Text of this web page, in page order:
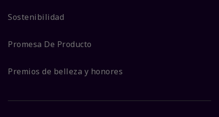
Sostenibilidad
Promesa De Producto
Premios de belleza y honores